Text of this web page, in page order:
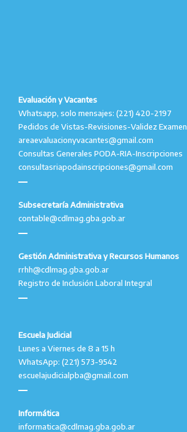
Evaluación y Vacantes
Whatsapp, solo mensajes: (221) 420-2197
Pedidos de Vistas-Revisiones-Validez Examen
areaevaluacionyvacantes@gmail.com
Consultas Generales PODA-RIA-Inscripciones
consultasriapodainscripciones@gmail.com
Subsecretaría Administrativa
contable@cdlmag.gba.gob.ar
Gestión Administrativa y Recursos Humanos
rrhh@cdlmag.gba.gob.ar
Registro de Inclusión Laboral Integral
Escuela Judicial
Lunes a Viernes de 8 a 15 h
WhatsApp: (221) 573-9542
escuelajudicialpba@gmail.com
Informática
informatica@cdlmag.gba.gob.ar